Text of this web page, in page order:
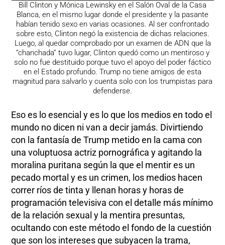
Bill Clinton y Mónica Lewinsky en el Salón Oval de la Casa
Blanca, en el mismo lugar donde el presidente y la pasante
habían tenido sexo en varias ocasiones. Al ser confrontado
sobre esto, Clinton negó la existencia de dichas relaciones.
Luego, al quedar comprobado por un examen de ADN que la
“chanchada” tuvo lugar, Clinton quedó como un mentiroso y
solo no fue destituido porque tuvo el apoyo del poder fáctico
en el Estado profundo. Trump no tiene amigos de esta
magnitud para salvarlo y cuenta solo con los trumpistas para
defenderse.
Eso es lo esencial y es lo que los medios en todo el
mundo no dicen ni van a decir jamás. Divirtiendo
con la fantasía de Trump metido en la cama con
una voluptuosa actriz pornográfica y agitando la
moralina puritana según la que el mentir es un
pecado mortal y es un crimen, los medios hacen
correr ríos de tinta y llenan horas y horas de
programación televisiva con el detalle más mínimo
de la relación sexual y la mentira presuntas,
ocultando con este método el fondo de la cuestión
que son los intereses que subyacen la trama,